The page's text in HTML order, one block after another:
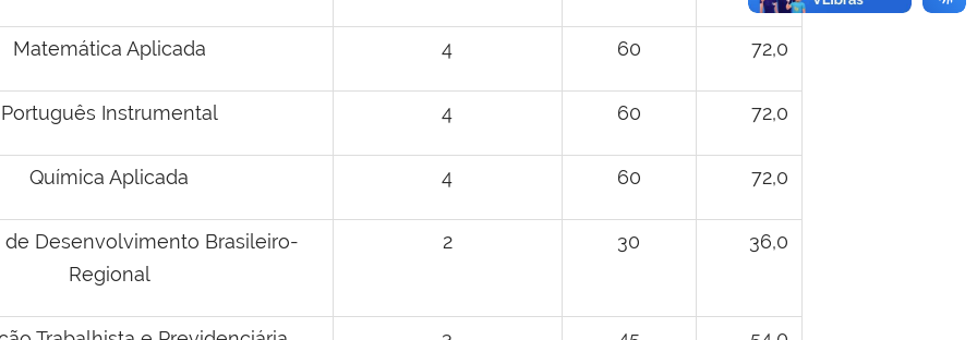
Matemática Aplicada 4 60 72,0
Português Instrumental 4 60 72,0
Química Aplicada 4 60 72,0
de Desenvolvimento Brasileiro-
Regional
2 30 36,0